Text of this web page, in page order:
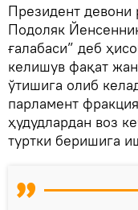
Президент девони
Подоляк
ғалабаси” деб
келишув фақат
ўтишига олиб
парламент
ҳудудлардан воз
туртки беришига